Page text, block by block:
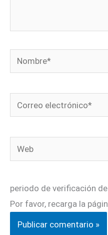
Nombre*
Correo
electrónico*
Web
periodo de verificación
Por favor, recarga la